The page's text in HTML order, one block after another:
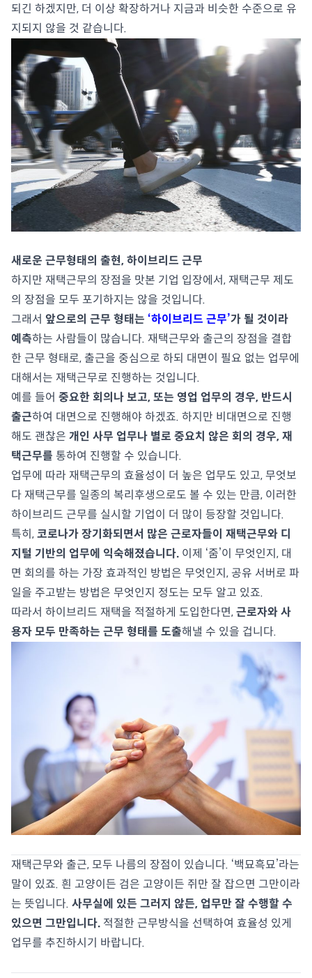
되긴 하겠지만, 더 이상 확장하거나 지금과 비슷한 수준으로 유
지되지 않을 것 같습니다.
새로운 근무형태의 출현, 하이브리드 근무
하지만 재택근무의 장점을 맛본 기업 입장에서, 재택근무 제도
의 장점을 모두 포기하지는 않을 것입니다.
그래서 앞으로의 근무 형태는 ‘하이브리드 근무’가 될 것이라
예측하는 사람들이 많습니다. 재택근무와 출근의 장점을 결합
한 근무 형태로, 출근을 중심으로 하되 대면이 필요 없는 업무에
대해서는 재택근무로 진행하는 것입니다.
예를 들어 중요한 회의나 보고, 또는 영업 업무의 경우, 반드시
출근하여 대면으로 진행해야 하겠죠. 하지만 비대면으로 진행
해도 괜찮은 개인 사무 업무나 별로 중요치 않은 회의 경우, 재
택근무를 통하여 진행할 수 있습니다.
업무에 따라 재택근무의 효율성이 더 높은 업무도 있고, 무엇보
다 재택근무를 일종의 복리후생으로도 볼 수 있는 만큼, 이러한
하이브리드 근무를 실시할 기업이 더 많이 등장할 것입니다.
특히,코로나가 장기화되면서 많은 근로자들이 재택근무와 디
지털 기반의 업무에 익숙해졌습니다. 이제 ‘줌’이 무엇인지, 대
면 회의를 하는 가장 효과적인 방법은 무엇인지, 공유 서버로 파
일을 주고받는 방법은 무엇인지 정도는 모두 알고 있죠.
따라서 하이브리드 재택을 적절하게 도입한다면,근로자와 사
용자 모두 만족하는 근무 형태를 도출해낼 수 있을 겁니다.
재택근무와 출근, 모두 나름의 장점이 있습니다. ‘백묘흑묘’라는
말이 있죠. 흰 고양이든 검은 고양이든 쥐만 잘 잡으면 그만이라
는 뜻입니다. 사무실에 있든 그러지 않든, 업무만 잘 수행할 수
있으면 그만입니다. 적절한 근무방식을 선택하여 효율성 있게
업무를 추진하시기 바랍니다.